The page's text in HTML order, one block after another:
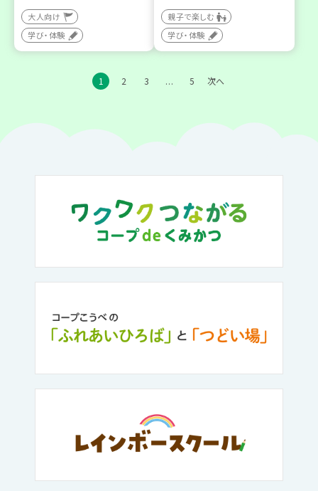
大人向け
学び・体験
親子で楽しむ
学び・体験
1 2 3 … 5 次へ